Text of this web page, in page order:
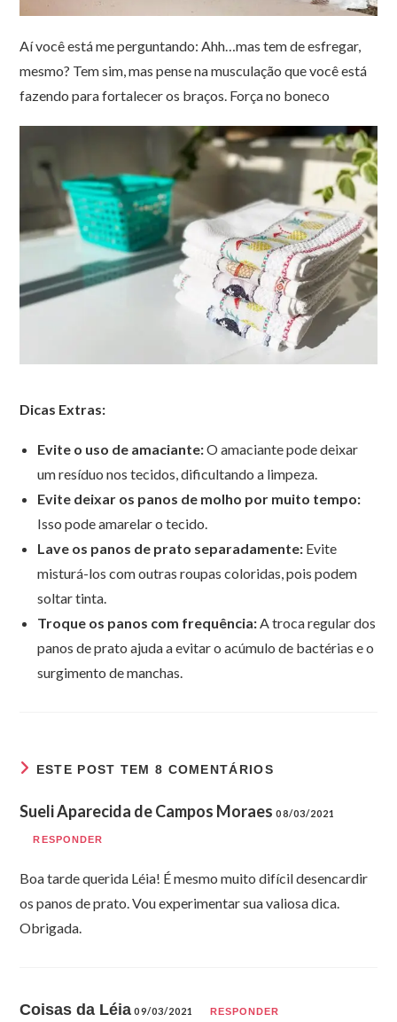
Aí você está me perguntando: Ahh…mas tem de esfregar,
mesmo? Tem sim, mas pense na musculação que você está
fazendo para fortalecer os braços. Força no boneco
Dicas Extras:
Evite o uso de amaciante:O amaciante pode deixar
um resíduo nos tecidos, dificultando a limpeza.
Evite deixar os panos de molho por muito tempo:
Isso pode amarelar o tecido.
Lave os panos de prato separadamente: Evite
misturá-los com outras roupas coloridas, pois podem
soltar tinta.
Troque os panos com frequência:A troca regular dos
panos de prato ajuda a evitar o acúmulo de bactérias e o
surgimento de manchas.
ESTE POST TEM 8 COMENTÁRIOS
Sueli Aparecida de Campos Moraes08/03/2021
RESPONDER
Boa tarde querida Léia! É mesmo muito difícil desencardir
os panos de prato. Vou experimentar sua valiosa dica.
Obrigada.
Coisas da Léia 09/03/2021 RESPONDER